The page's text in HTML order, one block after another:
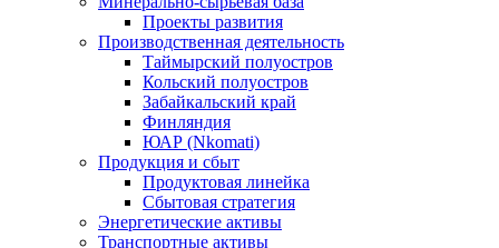
Проекты развития
Производственная деятельность
Таймырский полуостров
Кольский полуостров
Забайкальский край
Финляндия
ЮАР (Nkomati)
Продукция и сбыт
Продуктовая линейка
Сбытовая стратегия
Энергетические активы
Транспортные активы